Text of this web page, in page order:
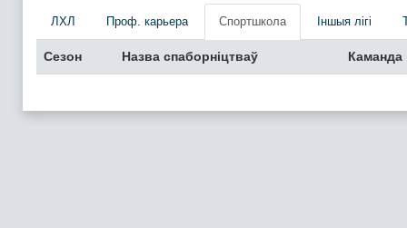
ЛХЛ Проф. карьера Спортшкола Iншыя лігі
Сезон Назва спаборніцтваў Каманда